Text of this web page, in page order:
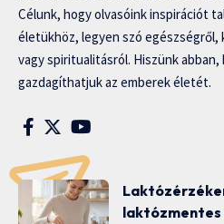
Célunk, hogy olvasóink inspirációt
életükhöz, legyen szó
vagy spiritualitásról. Hiszünk
gazdagíthatjuk az emberek életét.